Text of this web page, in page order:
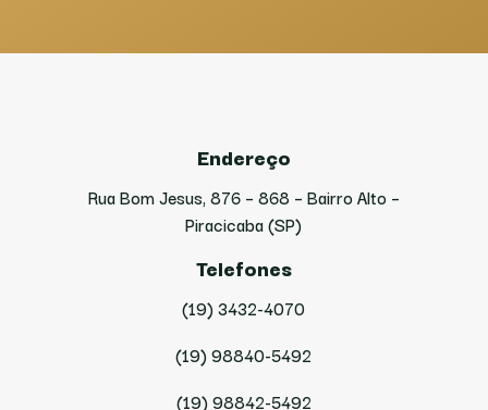
Endereço
Rua Bom Jesus, 876 – 868 – Bairro Alto –
Piracicaba (SP)
Telefones
(19) 3432-4070
(19) 98840-5492
(19) 98842-5492